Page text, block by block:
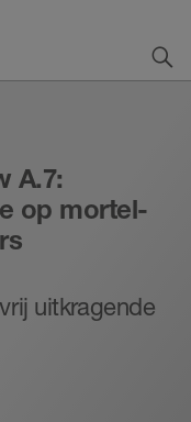
A.7:
op mortel-
uitkragende